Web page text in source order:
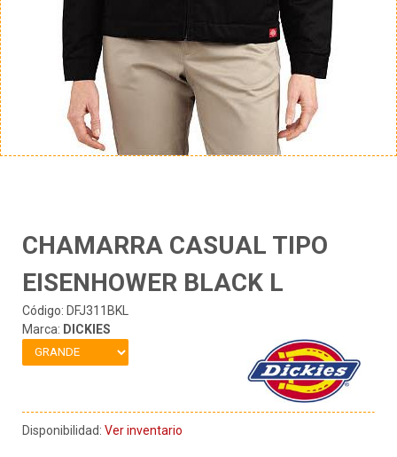
CHAMARRA CASUAL TIPO
EISENHOWER BLACK L
Código: DFJ311BKL
Marca: DICKIES
Disponibilidad: Ver inventario